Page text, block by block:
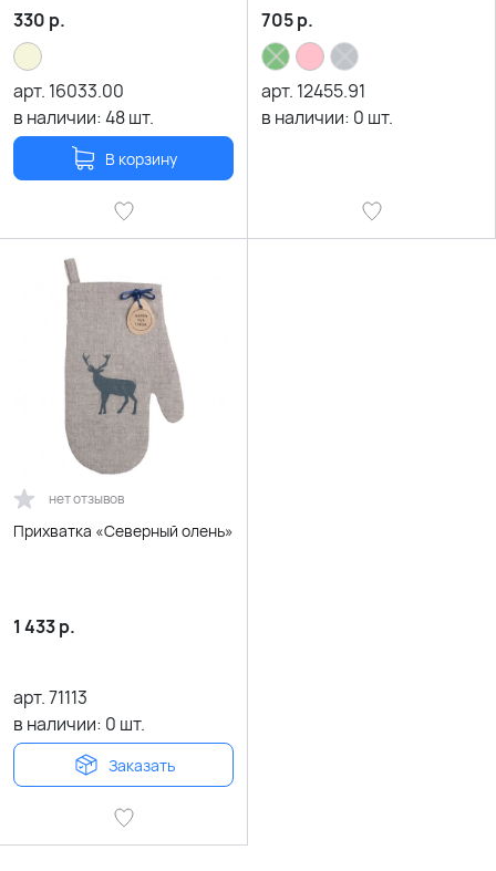
330 р.
арт. 16033.00
в наличии:48шт.
В корзину
705р.
арт. 12455.91
в наличии: 0 шт.
нет отзывов
Прихватка «Северный олень»
1 433р.
арт.71113
в наличии: 0 шт.
Заказать